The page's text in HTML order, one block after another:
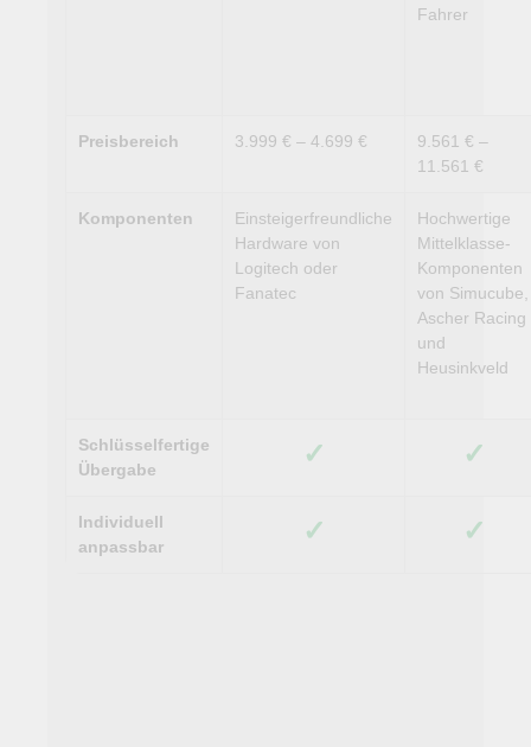
Fahrer
Preisbereich 3.999 € – 4.699 €
9.561 € –
11.561 €
Komponenten
Einsteigerfreundliche
Hardware von
Logitech oder
Fanatec
Hochwertige
Mittelklasse-
Komponenten
von Simucube,
Ascher Racing
und
Heusinkveld
Schlüsselfertige
Übergabe
✓ ✓
Individuell
anpassbar
✓ ✓